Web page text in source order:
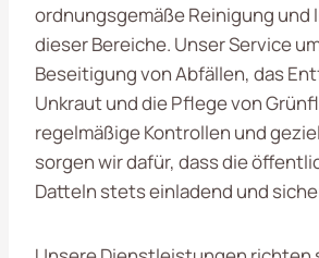
ordnungsgemäße Reinigung und
dieser Bereiche. Unser Service
Beseitigung von Abfällen, das
Unkraut und die Pflege von
regelmäßige Kontrollen und
sorgen wir dafür, dass die
Datteln stets einladend und